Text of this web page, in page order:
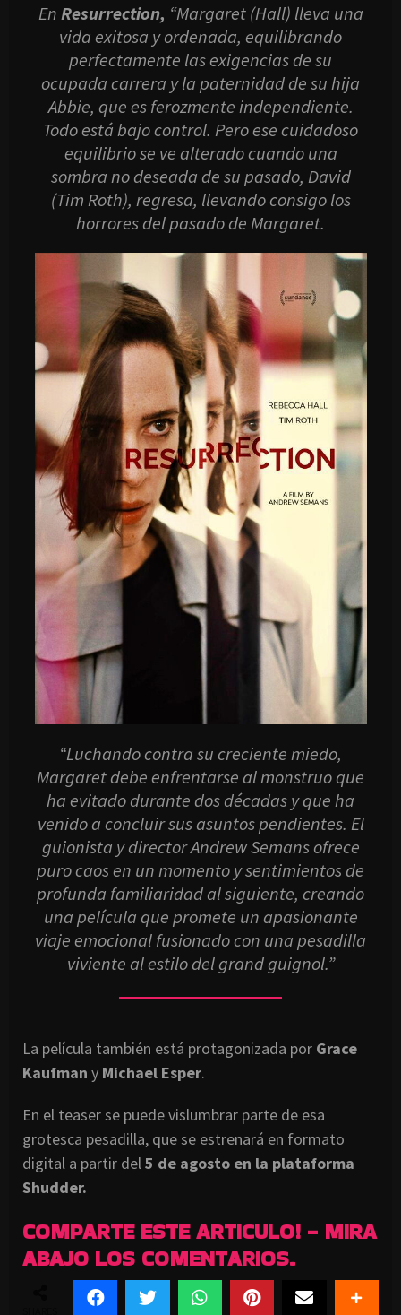
EnResurrection, “Margaret (Hall) lleva una
vida exitosa y ordenada, equilibrando
perfectamente las exigencias de su
ocupada carrera y la paternidad de su hija
Abbie, que es ferozmente independiente.
Todo está bajo control. Pero ese cuidadoso
equilibrio se ve alterado cuando una
sombra no deseada de su pasado, David
(Tim Roth), regresa, llevando consigo los
horrores del pasado de Margaret.
“Luchando contra su creciente miedo,
Margaret debe enfrentarse al monstruo que
ha evitado durante dos décadas y que ha
venido a concluir sus asuntos pendientes. El
guionista y director Andrew Semans ofrece
puro caos en un momento y sentimientos de
profunda familiaridad al siguiente, creando
una película que promete un apasionante
viaje emocional fusionado con una pesadilla
viviente al estilo del grand guignol.”
La película también está protagonizada por Grace
Kaufman y Michael Esper.
En el teaser se puede vislumbrar parte de esa
grotesca pesadilla, que se estrenará en formato
digital a partir del5 de agosto en la plataforma
Shudder.
COMPARTE ESTE ARTICULO! - MIRA
ABAJO LOS COMENTARIOS.